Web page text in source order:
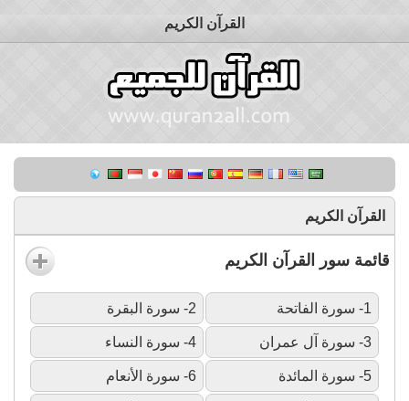
القرآن الكريم
القرآن الكريم
قائمة سور القرآن الكريم
1- سورة الفاتحة 2- سورة البقرة
3- سورة آل عمران 4- سورة النساء
5- سورة المائدة 6- سورة الأنعام